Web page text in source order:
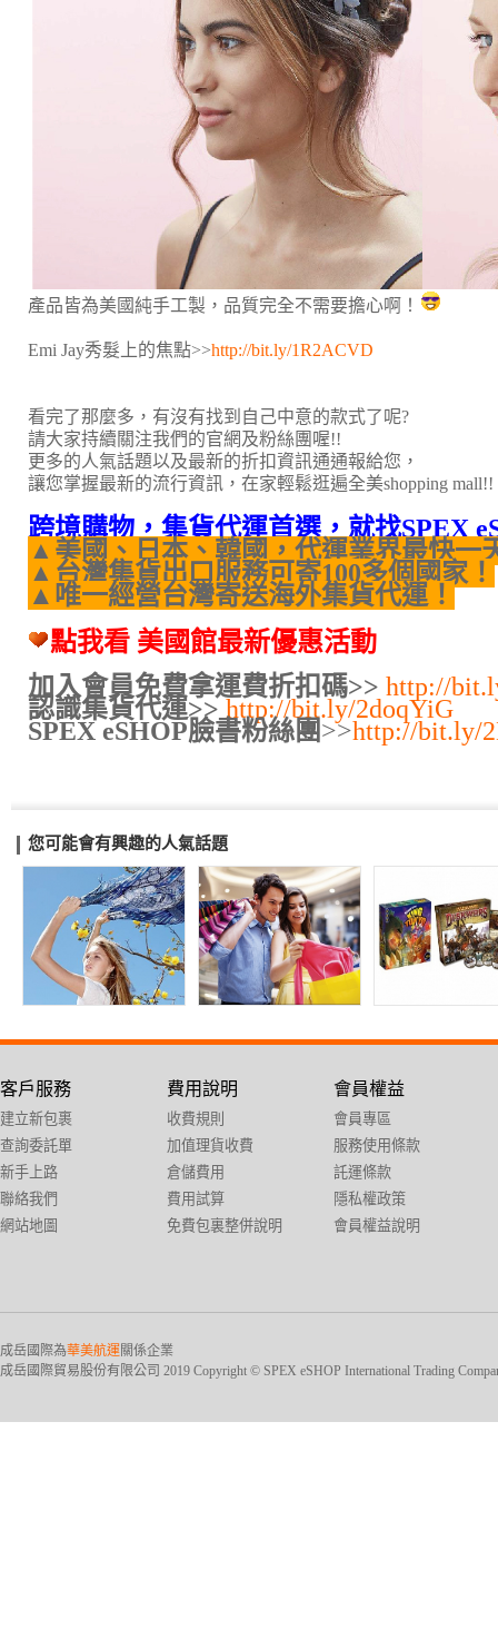
產品皆為美國純手工製，品質完全不需要擔心啊！
Emi Jay秀髮上的焦點>>http://bit.ly/1R2ACVD
看完了那麼多，有沒有找到自己中意的款式了呢?
請大家持續關注我們的官網及粉絲團喔!!
更多的人氣話題以及最新的折扣資訊通通報給您，
讓您掌握最新的流行資訊，在家輕鬆逛遍全美shopping mall!!
跨境購物，集貨代運首選，就找SPEX
▲美國、日本、韓國，代運業界最快一
▲台灣集貨出口服務可寄100多個國家！
▲唯一經營台灣寄送海外集貨代運！
點我看 美國館最新優惠活動
加入會員免費拿運費折扣碼>> http://
認識集貨代運>> http://bit.ly/2doqYiG
SPEX eSHOP臉書粉絲團>>http://bit.ly/
您可能會有興趣的人氣話題
客戶服務
建立新包裹
查詢委託單
新手上路
聯絡我們
網站地圖
費用說明
收費規則
加值理貨收費
倉儲費用
費用試算
免費包裏整併說明
會員權益
會員專區
服務使用條款
託運條款
隱私權政策
會員權益說明
成岳國際為華美航運關係企業
成岳國際貿易股份有限公司 2019 Copyright © SPEX eSHOP International Trading